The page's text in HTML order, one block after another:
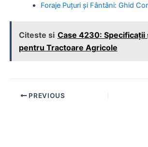
Foraje Puțuri și Fântâni: Ghid
Citeste si Case 4230: Specificații
pentru Tractoare Agricole
Post PREVIOUS